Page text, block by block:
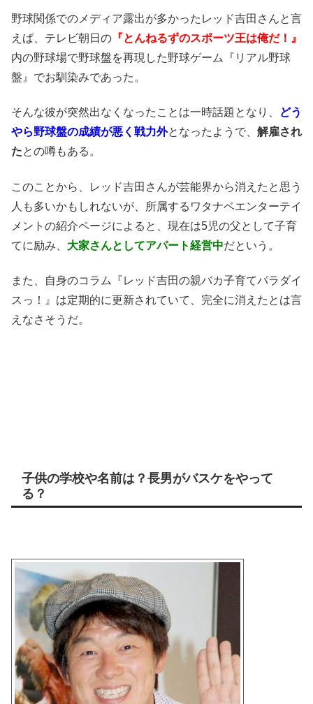
野球関係でのメディア露出が多かったレッド吉田さんと言
えば、テレビ朝日の 『とんねるずのスポーツ王は俺だ！』
内の野球場で野球盤を再現した野球ゲーム『リアル野球
盤』でお馴染みであった。
そんな彼が突然出なくなったことは一時話題となり、
どう
やら野球盤の成績が悪く戦力外となったようで、 解雇され
たとの噂もある。
このことから、レッド吉田さんが芸能界から消えたと思う
人も多いかもしれないが、所属するワタナベエンターテイ
メントの紹介ページによると、現在は5児の父として子育
てに励み、 大家さんとしてアパート経営中だという。
また、自身のコラム『レッド吉田の親バカ子育てパラダイ
スっ！』は定期的に更新されていて、完全に消えたとは言
えなさそうだ。
子供の学校や名前は？長男がバスケをやって
る？